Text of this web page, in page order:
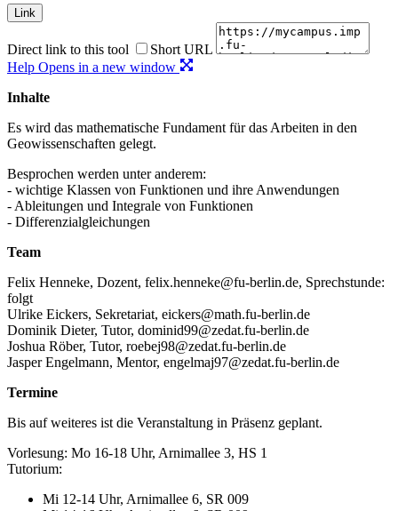
Link
Direct link to this tool
Short URL
Help Opens in a new window
Inhalte
Es wird das mathematische Fundament für das Arbeiten in den
Geowissenschaften gelegt.
Besprochen werden unter anderem:
- wichtige Klassen von Funktionen und ihre Anwendungen
- Ableitungen und Integrale von Funktionen
- Differenzialgleichungen
Team
Felix Henneke, Dozent, felix.henneke@fu-berlin.de, Sprechstunde:
folgt
Ulrike Eickers, Sekretariat, eickers@math.fu-berlin.de
Dominik Dieter, Tutor, dominid99@zedat.fu-berlin.de
Joshua Röber, Tutor, roebej98@zedat.fu-berlin.de
Jasper Engelmann, Mentor, engelmaj97@zedat.fu-berlin.de
Termine
Bis auf weiteres ist die Veranstaltung in Präsenz geplant.
Vorlesung: Mo 16-18 Uhr, Arnimallee 3, HS 1
Tutorium:
Mi 12-14 Uhr, Arnimallee 6, SR 009